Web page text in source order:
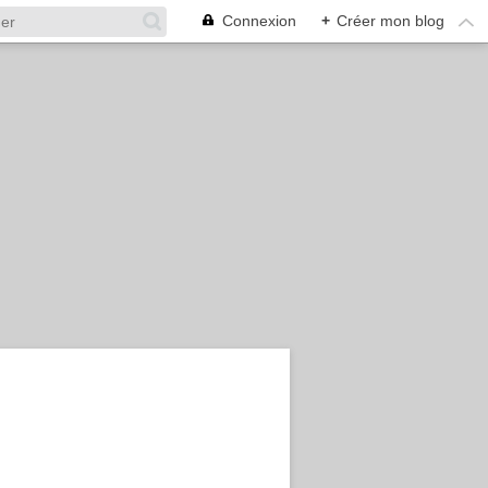
Connexion + Créer mon blog